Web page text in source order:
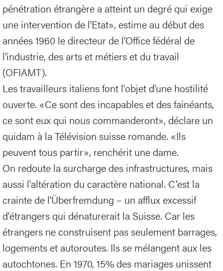
pénétration étrangère a atteint un degré qui exige
une intervention de l'Etat», estime au début des
années 1960 le directeur de l'Office fédéral de
l’industrie, des arts et métiers et du travail
(OFIAMT).
Les travailleurs italiens font l'objet d'une hostilité
ouverte. «Ce sont des incapables et des fainéants,
ce sont eux qui nous commanderont», déclare un
quidam à la Télévision suisse romande. «Ils
peuvent tous partir», renchérit une dame.
On redoute la surcharge des infrastructures, mais
aussi l'altération du caractère national. C'est la
crainte de l'Überfremdung – un afflux excessif
d'étrangers qui dénaturerait la Suisse. Car les
étrangers ne construisent pas seulement barrages,
logements et autoroutes. Ils se mélangent aux les
autochtones. En 1970, 15% des mariages unissent